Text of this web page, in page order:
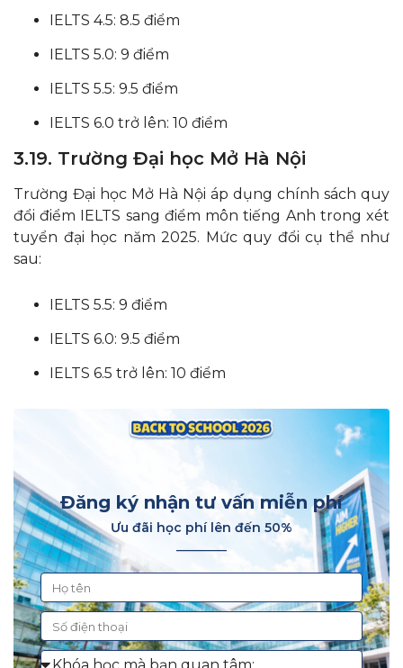
IELTS 4.5: 8.5 điểm
IELTS 5.0: 9 điểm
IELTS 5.5: 9.5 điểm
IELTS 6.0 trở lên: 10 điểm​
3.19. Trường Đại học Mở Hà Nội
Trường Đại học Mở Hà Nội áp dụng chính sách quy
đổi điểm IELTS sang điểm môn tiếng Anh trong xét
tuyển đại học năm 2025. Mức quy đổi cụ thể như
sau:​
IELTS 5.5: 9 điểm
IELTS 6.0: 9.5 điểm
IELTS 6.5 trở lên: 10 điểm
Đăng ký nhận tư vấn miễn phí
Ưu đãi học phí lên đến 50%